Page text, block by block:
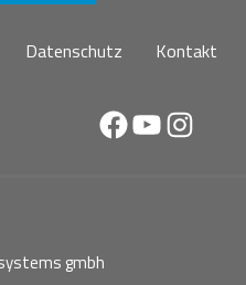
Datenschutz Kontakt
Facebook
YouTube
gmbh